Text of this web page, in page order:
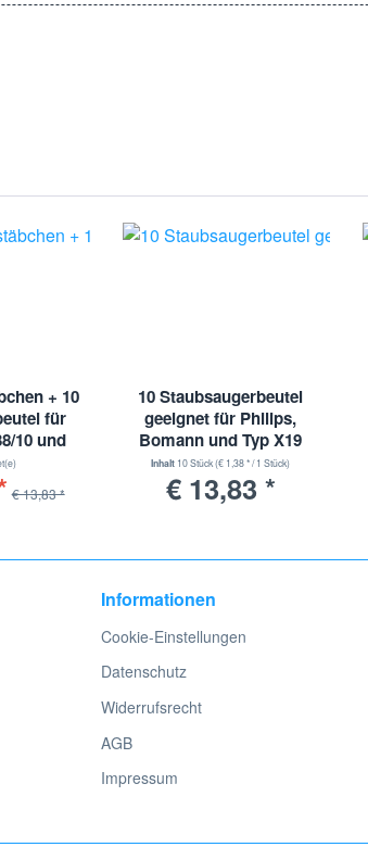
+ 10
für
10 und
€ 13,83 *
10 Staubsaugerbeutel
geeignet für Philips,
Bomann und Typ X19
Inhalt 10 Stück(€ 1,38 * / 1 Stück)
€ 13,83 *
Informationen
Cookie-Einstellungen
Datenschutz
Widerrufsrecht
AGB
Impressum